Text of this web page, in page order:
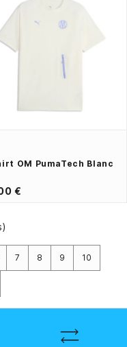
OM PumaTech Blanc
€
7 8 9 10